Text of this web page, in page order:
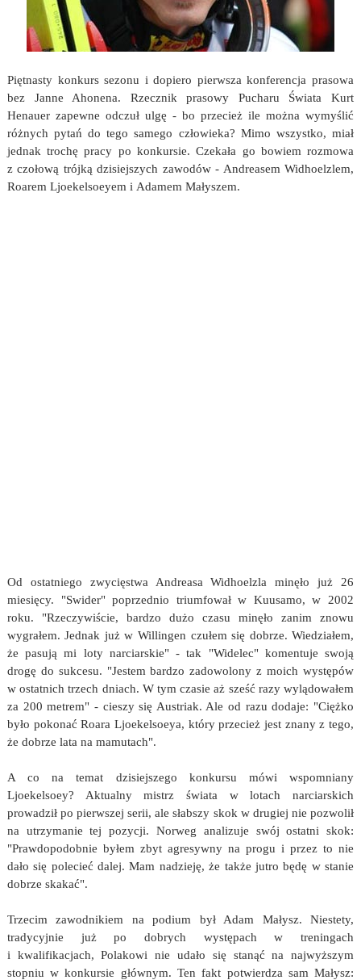
Piętnasty konkurs sezonu i dopiero pierwsza konferencja prasowa
bez Janne Ahonena. Rzecznik prasowy Pucharu Świata Kurt
Henauer zapewne odczuł ulgę - bo przecież ile można wymyślić
różnych pytań do tego samego człowieka? Mimo wszystko, miał
jednak trochę pracy po konkursie. Czekała go bowiem rozmowa
z czołową trójką dzisiejszych zawodów - Andreasem Widhoelzlem,
Roarem Ljoekelsoeyem i Adamem Małyszem.
Od ostatniego zwycięstwa Andreasa Widhoelzla minęło już 26
miesięcy. "Swider" poprzednio triumfował w Kuusamo, w 2002
roku. "Rzeczywiście, bardzo dużo czasu minęło zanim znowu
wygrałem. Jednak już w Willingen czułem się dobrze. Wiedziałem,
że pasują mi loty narciarskie" - tak "Widelec" komentuje swoją
drogę do sukcesu. "Jestem bardzo zadowolony z moich występów
w ostatnich trzech dniach. W tym czasie aż sześć razy wylądowałem
za 200 metrem" - cieszy się Austriak. Ale od razu dodaje: "Ciężko
było pokonać Roara Ljoekelsoeya, który przecież jest znany z tego,
że dobrze lata na mamutach".
A co na temat dzisiejszego konkursu mówi wspomniany
Ljoekelsoey? Aktualny mistrz świata w lotach narciarskich
prowadził po pierwszej serii, ale słabszy skok w drugiej nie pozwolił
na utrzymanie tej pozycji. Norweg analizuje swój ostatni skok:
"Prawdopodobnie byłem zbyt agresywny na progu i przez to nie
dało się polecieć dalej. Mam nadzieję, że także jutro będę w stanie
dobrze skakać".
Trzecim zawodnikiem na podium był Adam Małysz. Niestety,
tradycyjnie już po dobrych występach w treningach
i kwalifikacjach, Polakowi nie udało się stanąć na najwyższym
stopniu w konkursie głównym. Ten fakt potwierdza sam Małysz: